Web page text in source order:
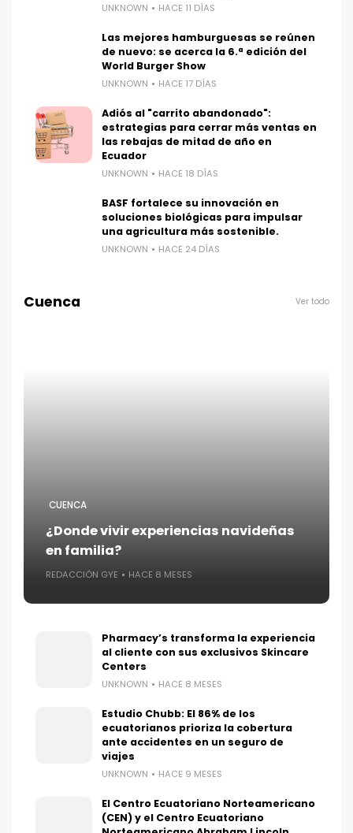
UNKNOWN HACE 11 DÍAS
Las mejores hamburguesas se reúnen
de nuevo: se acerca la 6.ª edición del
World Burger Show
UNKNOWN HACE 17 DÍAS
Adiós al "carrito abandonado":
estrategias para cerrar más ventas en
las rebajas de mitad de año en
Ecuador
UNKNOWN HACE 18 DÍAS
BASF fortalece su innovación en
soluciones biológicas para impulsar
una agricultura más sostenible.
UNKNOWN HACE 24 DÍAS
Cuenca Ver todo
CUENCA
¿Donde vivir experiencias navideñas
en familia?
REDACCIÓN GYE HACE 8 MESES
Pharmacy’s transforma la experiencia
al cliente con sus exclusivos Skincare
Centers
UNKNOWN HACE 8 MESES
Estudio Chubb: El 86% de los
ecuatorianos prioriza la cobertura
ante accidentes en un seguro de
viajes
UNKNOWN HACE 9 MESES
El Centro Ecuatoriano Norteamericano
(CEN) y el Centro Ecuatoriano